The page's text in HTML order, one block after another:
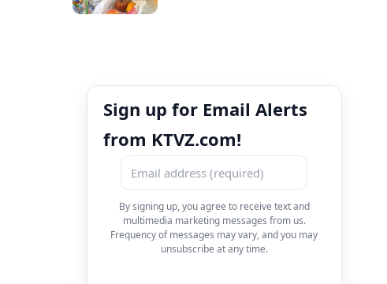
Sign up for Email Alerts
from KTVZ.com!
By signing up, you agree to receive text and
multimedia marketing messages from us.
Frequency of messages may vary, and you may
unsubscribe at any time.